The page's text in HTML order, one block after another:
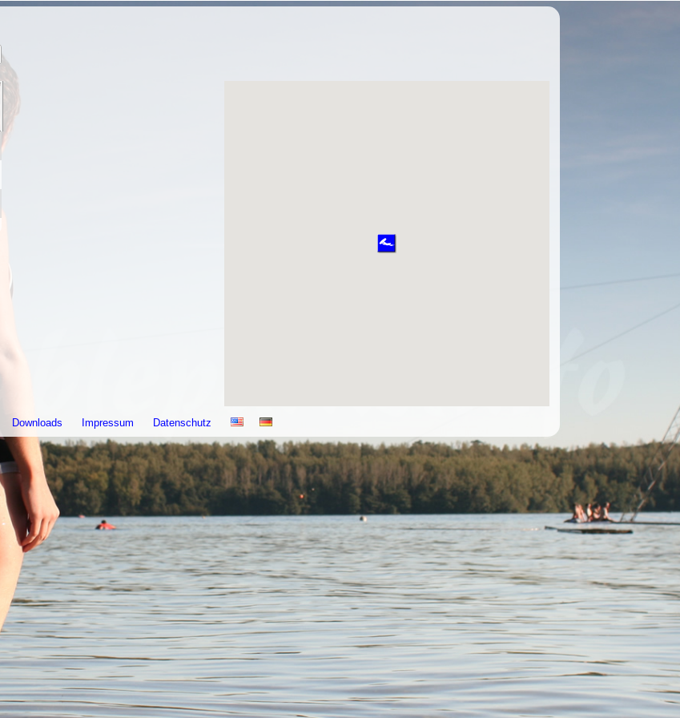
Downloads Impressum Datenschutz